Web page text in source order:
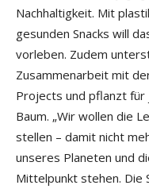
Nachhaltigkeit. Mit
gesunden Snacks will
vorleben. Zudem
Zusammenarbeit mit
Projects und pflanzt
Baum. „Wir wollen die
stellen – damit nicht
unseres Planeten und
Mittelpunkt stehen. Die